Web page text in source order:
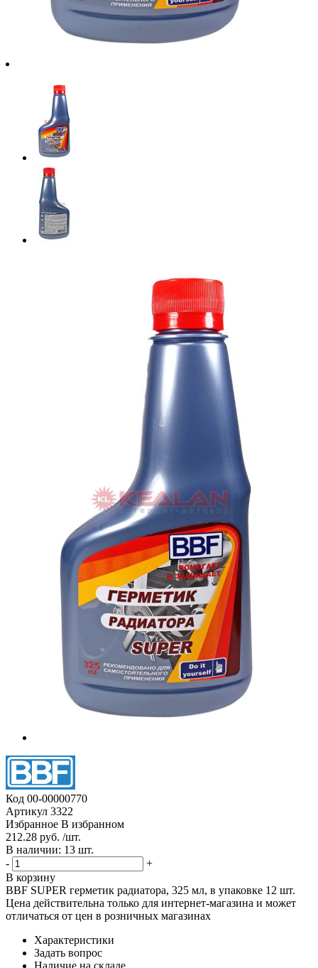
Код 00-00000770
Артикул 3322
Избранное В избранном
212.28 руб. /шт.
В наличии: 13 шт.
-
+
В корзину
BBF SUPER герметик радиатора, 325 мл, в упаковке 12 шт.
Цена действительна только для интернет-магазина и может
отличаться от цен в розничных магазинах
Характеристики
Задать вопрос
Наличие на складе